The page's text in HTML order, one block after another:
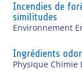
Incendies de
similitudes
Environnement
Ingrédients
Physique Chimie